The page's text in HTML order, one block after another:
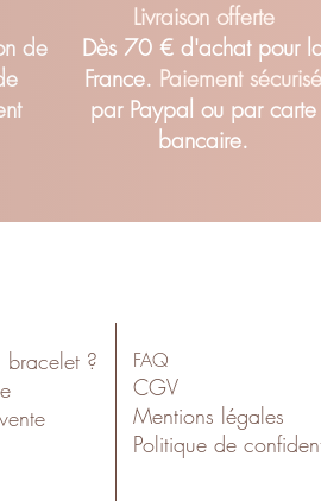
de
Livraison offerte
Dès 70 € d'achat pour
France. Paiement sécurisé
par Paypal ou par carte
bancaire.
bracelet ?
FAQ
CGV
Mentions légales
Politique de